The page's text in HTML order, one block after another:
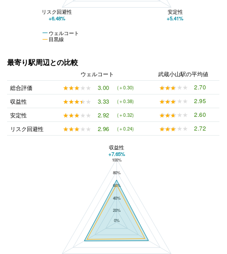
ウェルコート
目黒線
リスク回避性
+6.48%
安定性
+5.41%
最寄り駅周辺との比較
ウェルコート
武蔵小山駅の平均値
総合評価
★★★★★
★★★★★ 3.00 (＋0.30) ★★★★★
★★★★★
2.70
収益性
★★★★★
★★★★★ 3.33 (＋0.38) ★★★★★
★★★★★
2.95
安定性
★★★★★
★★★★★ 2.92 (＋0.32) ★★★★★
★★★★★
2.60
リスク回避性
★★★★★
★★★★★ 2.96 (＋0.24) ★★★★★
★★★★★ 2.72
ウェルコートと武蔵小山駅の平均値の総合評価の比較
100%
80%
60%
40%
20%
0%
収益性
+7.65%